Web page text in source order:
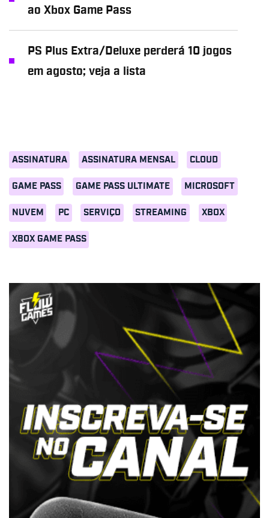
ASSINATURA ASSINATURA MENSAL CLOUD
GAME PASS GAME PASS ULTIMATE MICROSOFT
NUVEM PC SERVIÇO STREAMING XBOX
XBOX GAME PASS
ao Xbox Game Pass
PS Plus Extra/Deluxe perderá 10 jogos
em agosto; veja a lista